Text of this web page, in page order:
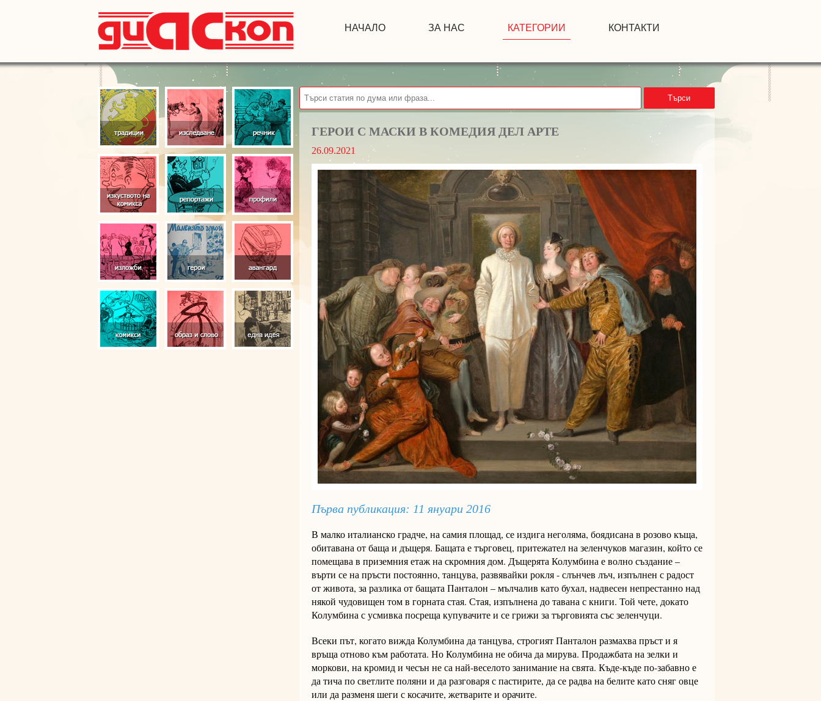
НАЧАЛО ЗА НАС КАТЕГОРИИ КОНТАКТИ
Търси
ГЕРОИ С МАСКИ В КОМЕДИЯ ДЕЛ АРТЕ
26.09.2021
Първа публикация: 11 януари 2016
В малко италианско градче, на самия площад, се издига неголяма, боядисана в розово къща,
обитавана от баща и дъщеря. Бащата е търговец, притежател на зеленчуков магазин, който се
помещава в приземния етаж на скромния дом. Дъщерята Колумбина е волно създание –
върти се на пръсти постоянно, танцува, развявайки рокля - слънчев лъч, изпълнен с радост
от живота, за разлика от бащата Панталон – мълчалив като бухал, надвесен непрестанно над
някой чудовищен том в горната стая. Стая, изпълнена до тавана с книги. Той чете, докато
Колумбина с усмивка посреща купувачите и се грижи за търговията със зеленчуци.
Всеки път, когато вижда Колумбина да танцува, строгият Панталон размахва пръст и я
връща отново към работата. Но Колумбина не обича да мирува. Продажбата на зелки и
моркови, на кромид и чесън не са най-веселото занимание на свята. Къде-къде по-забавно е
да тича по светлите поляни и да разговаря с пастирите, да се радва на белите като сняг овце
или да разменя шеги с косачите, жетварите и орачите.